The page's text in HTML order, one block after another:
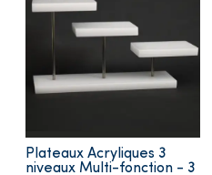
Plateaux Acryliques 3
niveaux Multi-fonction - 3